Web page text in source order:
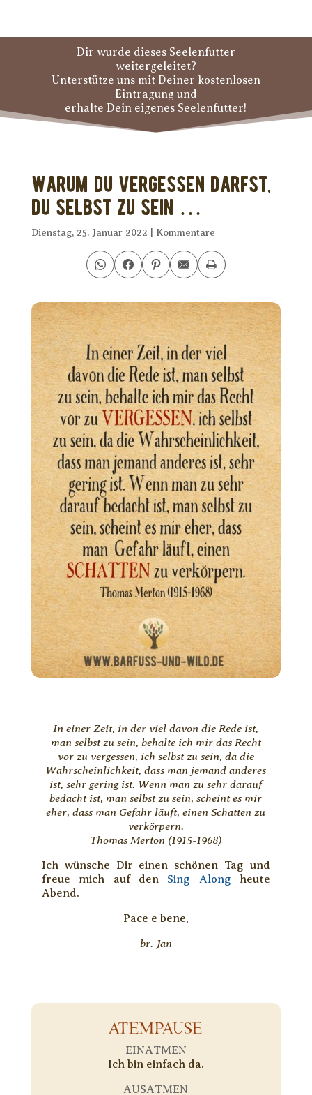
Dir wurde dieses Seelenfutter
weitergeleitet?
Unterstütze uns mit Deiner kostenlosen
Eintragung und
erhalte Dein eigenes Seelenfutter!
Warum Du vergessen darfst,
Du selbst zu sein …
Dienstag, 25. Januar 2022 Kommentare
In einer Zeit, in der viel davon die Rede ist,
man selbst zu sein, behalte ich mir das Recht
vor zu vergessen, ich selbst zu sein, da die
Wahrscheinlichkeit, dass man jemand anderes
ist, sehr gering ist. Wenn man zu sehr darauf
bedacht ist, man selbst zu sein, scheint es mir
eher, dass man Gefahr läuft, einen Schatten zu
verkörpern.
Thomas Merton (1915-1968)
Ich wünsche Dir einen schönen Tag und
freue mich auf den Sing Along heute
Abend.
Pace e bene,
br. Jan
ATEMPAUSE
EINATMEN
Ich bin einfach da.
AUSATMEN